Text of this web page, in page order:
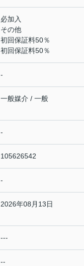
必加入
その他
初回保証料50％
初回保証料50％
-
一般媒介 / 一般
-
105626542
-
2026年08月13日
---
--